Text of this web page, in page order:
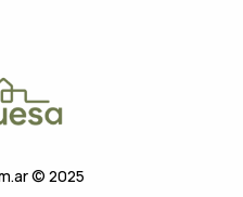
© 2025